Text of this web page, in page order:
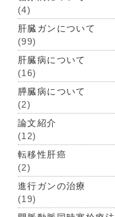
(4)
肝臓ガンについて
(99)
肝臓病について
(16)
膵臓病について
(2)
論文紹介
(12)
転移性肝癌
(2)
進行ガンの治療
(19)